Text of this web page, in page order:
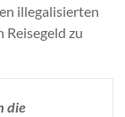
illegalisierten
Reisegeld zu
die